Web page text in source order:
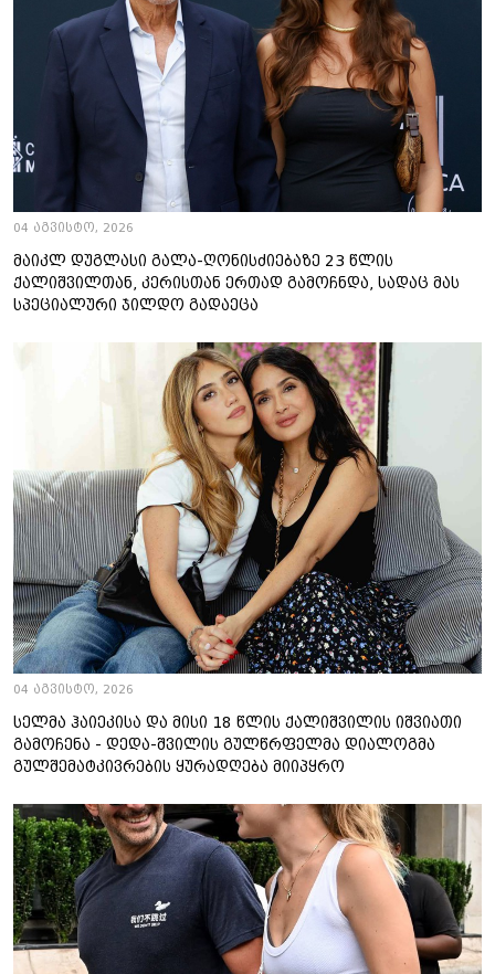
04 აგვისტო, 2026
მაიკლ დუგლასი გალა-ღონისძიებაზე 23 წლის
ქალიშვილთან, კერისთან ერთად გამოჩნდა, სადაც მას
სპეციალური ჯილდო გადაეცა
04 აგვისტო, 2026
სელმა ჰაიეკისა და მისი 18 წლის ქალიშვილის იშვიათი
გამოჩენა - დედა-შვილის გულწრფელმა დიალოგმა
გულშემატკივრების ყურადღება მიიპყრო